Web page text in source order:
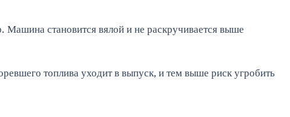
Машина становится вялой и не раскручивается выше
топлива уходит в выпуск, и тем выше риск угробить